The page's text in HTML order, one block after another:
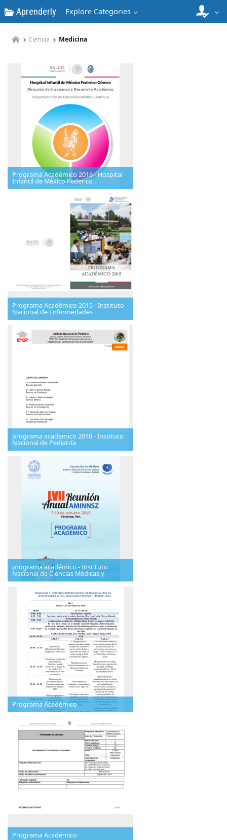
Aprenderly Explore Categories
Ciencia Medicina
Programa Académico 2016 - Hospital
Infantil de México Federico
Programa Académico 2015 - Instituto
Nacional de Enfermedades
programa academico 2010 - Instituto
Nacional de Pediatría
programa académico - Instituto
Nacional de Ciencias Médicas y
Programa Académico
Programa Académico